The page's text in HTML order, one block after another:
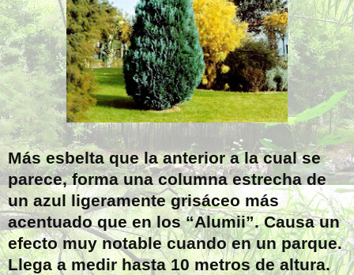
Más esbelta que la anterior a la cual se
parece, forma una columna estrecha de
un azul ligeramente grisáceo más
acentuado que en los “Alumii”. Causa un
efecto muy notable cuando en un parque.
Llega a medir hasta 10 metros de altura.